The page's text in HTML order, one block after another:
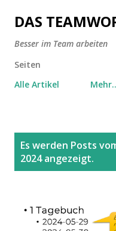
Direkt
DAS
Besser im Team arbeiten
Seiten
Alle Artikel
Es werden Posts
2024 angezeigt.